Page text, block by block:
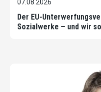
07.08.2026
Der EU-
Sozialwerke – und wir